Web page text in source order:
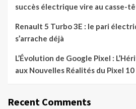
succès électrique vire au casse-
Renault 5 Turbo 3E : le pari
s’arrache déjà
L’Évolution de Google Pixel :
aux Nouvelles Réalités du Pixel 10
Recent Comments